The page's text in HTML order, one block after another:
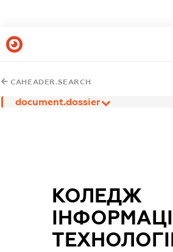
CAHEADER.SEARCH
document.dossier
КОЛЕДЖ